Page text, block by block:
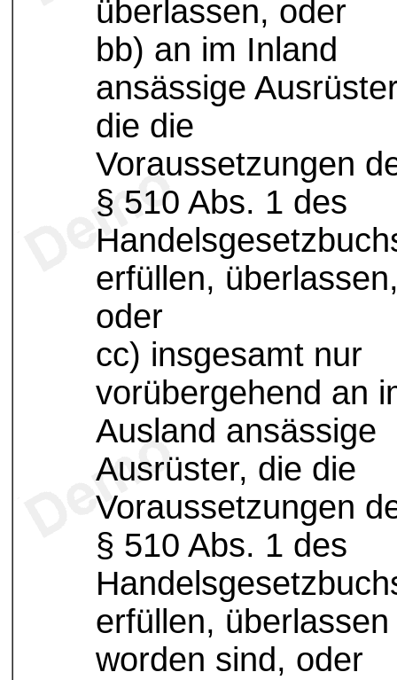
überlassen, oder
bb) an im Inland
ansässige
die die
Voraussetzungen
§ 510 Abs. 1 des
erfüllen,
oder
cc) insgesamt nur
vorübergehend an
Ausland ansässige
Ausrüster, die die
Voraussetzungen
§ 510 Abs. 1 des
erfüllen, überlassen
worden sind, oder